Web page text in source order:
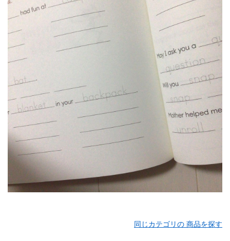
同じカテゴリの 商品を探す